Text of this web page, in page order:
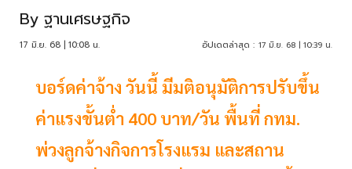
By ฐานเศรษฐกิจ
17 มิ.ย. 68 | 10:08 น. อัปเดตล่าสุด : 17 มิ.ย. 68 | 10:39 น.
บอร์ดค่าจ้าง วันนี้ มีมติอนุมัติการปรับขึ้น
ค่าแรงขั้นต่ำ 400 บาท/วัน พื้นที่ กทม.
พ่วงลูกจ้างกิจการโรงแรม และสถาน